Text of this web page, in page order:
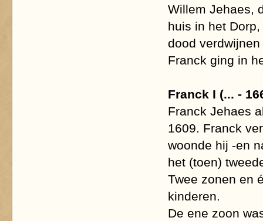
Willem Jehaes,
huis in het
dood
Franck ging in
Franck I (... -
Franck Jehaes
1609. Franck
woonde hij -en
het (toen)
Twee zonen en
kinderen.
De ene zoon